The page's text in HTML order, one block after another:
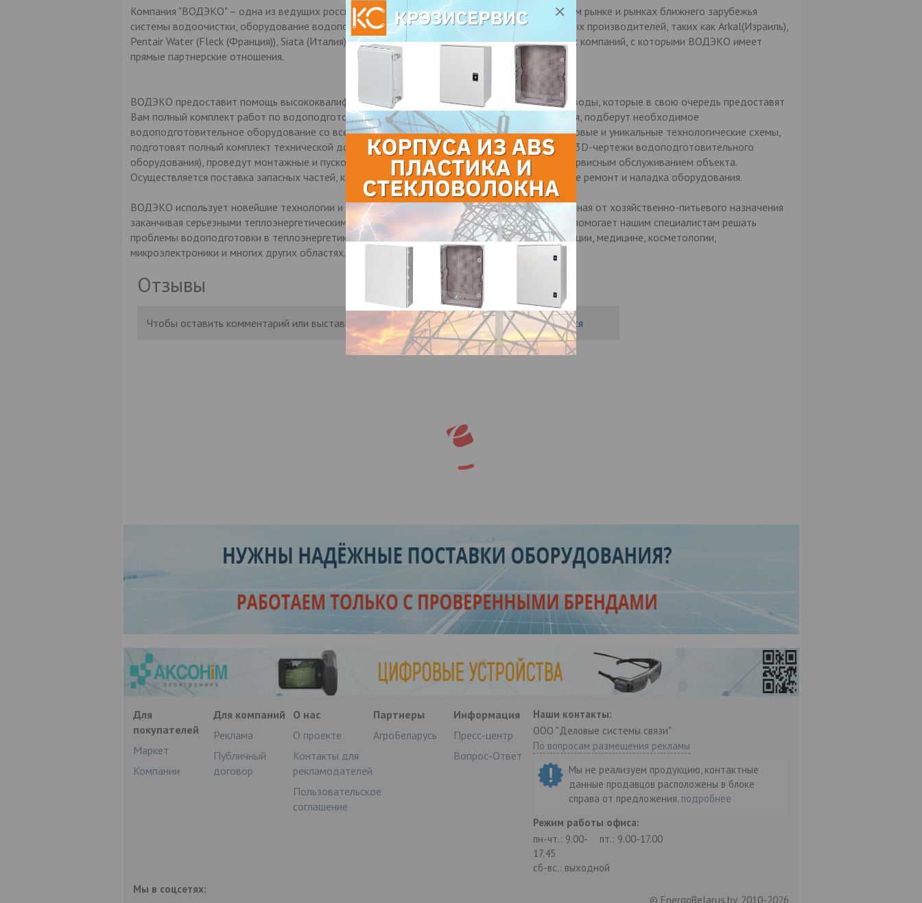
Компания "ВОДЭКО" – одна из ведущих российских компаний, представляющих на российском рынке и рынках ближнего зарубежья
системы водоочистки, оборудование водоподготовки и комплектующих ведущих зарубежных производителей, таких как Arkal(Израиль),
Pentair Water (Fleck (Франция)), Siata (Италия), Purolite (Великобритания) и целого ряда других компаний, с которыми ВОДЭКО имеет
прямые партнерские отношения.
ВОДЭКО предоставит помощь высококвалифицированных специалистов в области очистки воды, которые в свою очередь предоставят
Вам полный комплект работ по водоподготовке: проведут анализ объекта водопотребления, подберут необходимое
водоподготовительное оборудование со всеми предпочтениями клиента, спроектируют типовые и уникальные технологические схемы,
подготовят полный комплект технической документации (включая схемы водоподготовки и 3D-чертежи водоподготовительного
оборудования), проведут монтажные и пусконаладочные работы, займутся гарантийным и сервисным обслуживанием объекта.
Осуществляется поставка запасных частей, комплектующих и расходных материалов, а также ремонт и наладка оборудования.
ВОДЭКО использует новейшие технологии и методы очистки воды в различных сферах, начиная от хозяйственно-питьевого назначения
заканчивая серьезными теплоэнергетическими объектами. Накопленный десятилетний опыт помогает нашим специалистам решать
проблемы водоподготовки в теплоэнергетике, производстве пищевой и алкогольной продукции, медицине, косметологии,
микроэлектроники и многих других областях.
Отзывы
Чтобы оставить комментарий или выставить рейтинг, нужноВойтиилиЗарегистрироваться
Для
покупателей
Маркет
Компании
Для компаний
Реклама
Публичный
договор
О нас
О проекте
Контакты для
рекламодателей
Пользовательское
соглашение
Партнеры
АгроБеларусь
Информация
Пресс-центр
Вопрос-Ответ
Наши контакты:
ООО "Деловые системы связи"
По вопросам размещения рекламы
Мы не реализуем продукцию, контактные
данные продавцов расположены в блоке
справа от предложения. подробнее
Режим работы офиса:
пн-чт.: 9.00-
17.45
пт.: 9.00-17.00
сб-вс.: выходной
Мы в соцсетях:
© EnergoBelarus.by, 2010-2026